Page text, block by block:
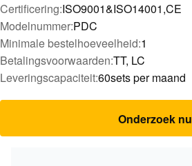
Certificering:ISO9001&ISO14001,CE
Modelnummer:PDC
Minimale bestelhoeveelheid:1
Betalingsvoorwaarden:TT, LC
Leveringscapaciteit:60sets per maand
Onderzoek nu